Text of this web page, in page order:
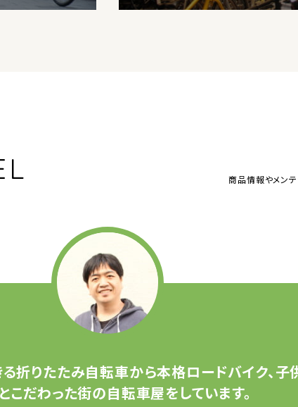
商品情報やメンテ
折りたたみ自転車から本格ロードバイク、子
こだわった街の自転車屋をしています。